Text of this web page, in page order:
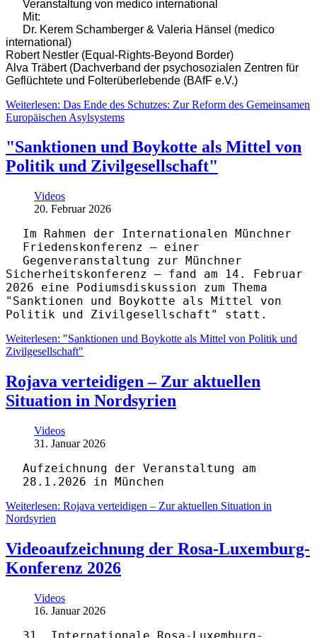
Veranstaltung von medico international
Mit:
Dr. Kerem Schamberger & Valeria Hänsel (medico
international)
Robert Nestler (Equal-Rights-Beyond Border)
Alva Träbert (Dachverband der psychosozialen Zentren für
Geflüchtete und Folterüberlebende (BAfF e.V.)
Weiterlesen: Das Ende des Schutzes: Zur Reform des Gemeinsamen
Europäischen Asylsystems
"Sanktionen und Boykotte als Mittel von
Politik und Zivilgesellschaft"
Videos
20. Februar 2026
Im Rahmen der Internationalen Münchner
Friedenskonferenz – einer
Gegenveranstaltung zur Münchner
Sicherheitskonferenz – fand am 14. Februar
2026 eine Podiumsdiskussion zum Thema
"Sanktionen und Boykotte als Mittel von
Politik und Zivilgesellschaft" statt.
Weiterlesen: "Sanktionen und Boykotte als Mittel von Politik und
Zivilgesellschaft"
Rojava verteidigen – Zur aktuellen
Situation in Nordsyrien
Videos
31. Januar 2026
Aufzeichnung der Veranstaltung am
28.1.2026 in München
Weiterlesen: Rojava verteidigen – Zur aktuellen Situation in
Nordsyrien
Videoaufzeichnung der Rosa-Luxemburg-
Konferenz 2026
Videos
16. Januar 2026